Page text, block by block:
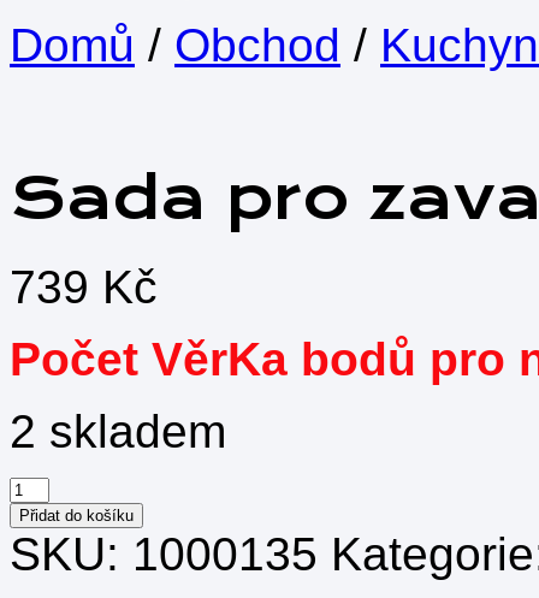
Domů / Obchod /
Sada pro
739 Kč
Počet VěrKa bodů pro
2 skladem
Sada
pro
zavařování
množství
Přidat do košíku
SKU: 1000135